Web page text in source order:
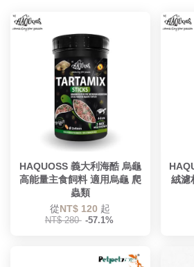
HAQUOSS 義大利海酷 烏龜
高能量主食飼料 適用烏龜 爬
蟲類
從NT$ 120 起
NT$ 280 -57.1%
絨濾
優惠